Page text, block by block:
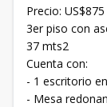
Precio:
3er piso con
37 mts2
Cuenta con:
- 1 escritorio
- Mesa